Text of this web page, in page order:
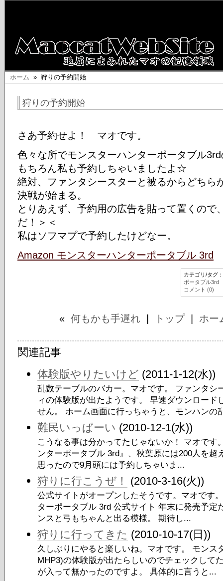
ホーム » 狩りの予約開始
狩りの予約開始
さあ予約せよ！ マオです。
色々な所でモンスターハンターポータブル
もちろん私も予約しちゃいましたよ☆
絶対、ファンタシースターと被るからどちら
決戦が始まる。
とりあえず、予約用の広告を貼って置くので
だ！＞＜
私はソフマプで予約したけどなー。
Amazon モンスターハンターポータブル 3rd
カテゴリ/タグ：
ポータブル3rd
コメント (0)
« 何もかも手遅れ| トップ| ホー
関連記事
体験版やりたいけど (2011-1-12(水))
乱数テーブルのバカー。マオです。 ファンタシ
ィの体験版が出たようです。 早速ダウンロード
せん。 ホーム画面に行っちゃうと、モンハンの
難民いっぱーい (2010-12-1(水))
こうなる事は分かってたじゃないか！ マオです
ンターポータブル 3rd』、秋葉原には200人を
思ったので9月頭には予約しちゃいま...
狩りに行こうぜ！ (2010-3-16(火))
公式サイトがオープンしたそうです。マオです
ターポータブル 3rd 公式サイト 年末に発売予定
ンスと弓もちゃんと出る模様。 期待し...
狩りに行ってきた (2010-10-17(日))
久しぶりにやると楽しいね。マオです。 モンス
MHP3)の体験版が出たらしいのでチェックして
が入って無かったのですよ。 具体的に言うと...